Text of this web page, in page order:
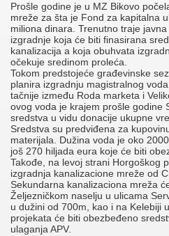
Prošle godine je u MZ Bikovo
mreže za šta je Fond za kapitalna
miliona dinara. Trenutno traje
izgradnje koja će biti finasirana
kanalizacija a koja obuhvata
očekuje sredinom proleća.
Tokom predstojeće građevinske
planira izgradnju magistralnog
tačnije između Roda marketa i
ovog voda je krajem prošle godine
sredstva u vidu donacije ukupne
Sredstva su predviđena za
materijala. Dužina voda je oko
još 270 hiljada eura koje će biti
Takođe, na levoj strani Horgoškog
izgradnja kanalizacione mreže od
Sekundarna kanalizaciona mreža
Željezničkom naselju u ulicama
u dužini od 700m, kao i na Kelebiji
projekata će biti obezbeđeno
ulaganja APV.